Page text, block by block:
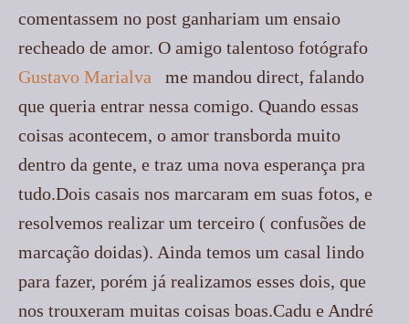
comentassem no post ganhariam um ensaio
recheado de amor. O amigo talentoso fotógrafo
Gustavo Marialva
me mandou direct, falando
que queria entrar nessa comigo. Quando essas
coisas acontecem, o amor transborda muito
dentro da gente, e traz uma nova esperança pra
tudo.Dois casais nos marcaram em suas fotos, e
resolvemos realizar um terceiro ( confusões de
marcação doidas). Ainda temos um casal lindo
para fazer, porém já realizamos esses dois, que
nos trouxeram muitas coisas boas.Cadu e André